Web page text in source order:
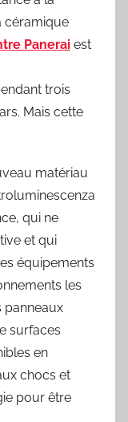
céramique
Panerai est
trois
Mais cette
matériau
qui ne
et qui
équipements
les
panneaux
surfaces
en
chocs et
pour être